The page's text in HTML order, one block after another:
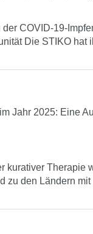
COVID-19-
Die STIKO hat
Jahr 2025: Eine
kurativer Therapie
zu den Ländern